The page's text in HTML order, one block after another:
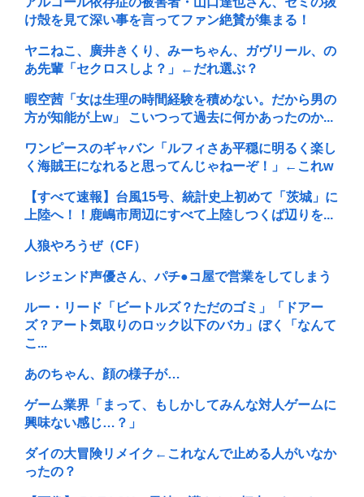
け殻を見て深い事を言ってファン絶賛が集まる！
ヤニねこ、廣井きくり、みーちゃん、ガヴリール、の
あ先輩「セクロスしよ？」←だれ選ぶ？
暇空茜「女は生理の時間経験を積めない。だから男の
方が知能が上w」 こいつって過去に何かあったのか...
ワンピースのギャバン「ルフィさあ平穏に明るく楽し
く海賊王になれると思ってんじゃねーぞ！」←これw
【すべて速報】台風15号、統計史上初めて「茨城」に
上陸へ！！鹿嶋市周辺にすべて上陸しつくば辺りを...
人狼やろうぜ（CF）
レジェンド声優さん、パチ●コ屋で営業をしてしまう
ルー・リード「ビートルズ？ただのゴミ」「ドアー
ズ？アート気取りのロック以下のバカ」ぼく「なんて
こ...
あのちゃん、顔の様子が…
ゲーム業界「まって、もしかしてみんな対人ゲームに
興味ない感じ…？」
ダイの大冒険リメイク←これなんで止める人がいなか
ったの？